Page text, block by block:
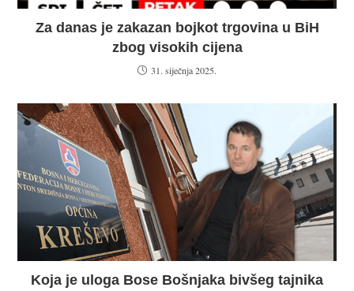
Za danas je zakazan bojkot trgovina u BiH
zbog visokih cijena
31. siječnja 2025.
Koja je uloga Bose Bošnjaka bivšeg tajnika